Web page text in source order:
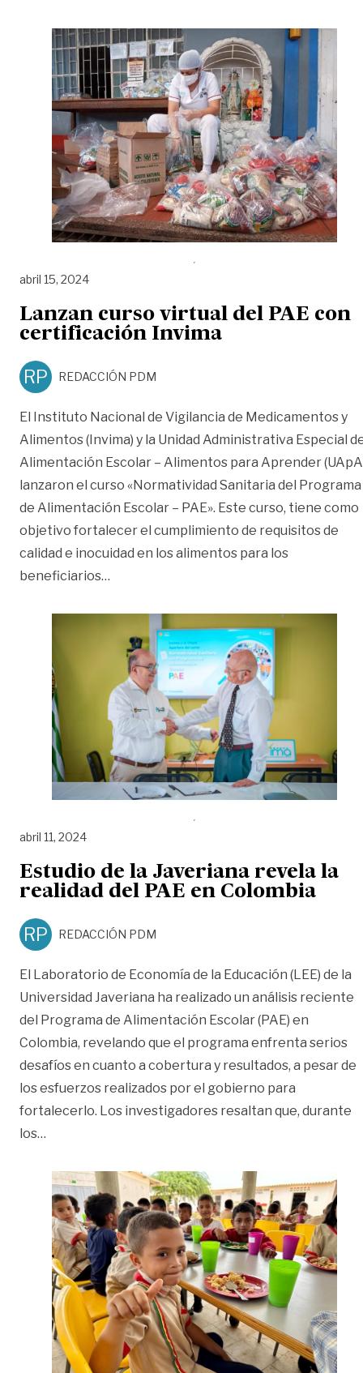
abril 15, 2024
Lanzan curso virtual del PAE con
certificación Invima
RP REDACCIÓN PDM
El Instituto Nacional de Vigilancia de Medicamentos y
Alimentos (Invima) y la Unidad Administrativa Especial
Alimentación Escolar – Alimentos para Aprender
lanzaron el curso «Normatividad Sanitaria del Programa
de Alimentación Escolar – PAE». Este curso, tiene como
objetivo fortalecer el cumplimiento de requisitos de
calidad e inocuidad en los alimentos para los
beneficiarios…
abril 11, 2024
Estudio de la Javeriana revela la
realidad del PAE en Colombia
RP REDACCIÓN PDM
El Laboratorio de Economía de la Educación (LEE) de la
Universidad Javeriana ha realizado un análisis reciente
del Programa de Alimentación Escolar (PAE) en
Colombia, revelando que el programa enfrenta serios
desafíos en cuanto a cobertura y resultados, a pesar de
los esfuerzos realizados por el gobierno para
fortalecerlo. Los investigadores resaltan que, durante
los…